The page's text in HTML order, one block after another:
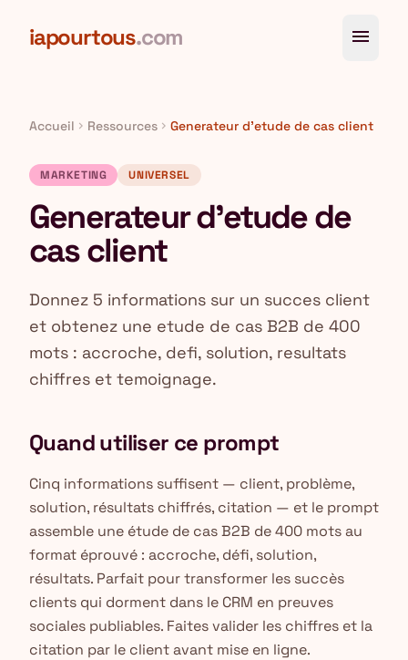
iapourtous.com menu
Accueil chevron_right Ressources chevron_right Generateur d'etude de cas client
MARKETING UNIVERSEL
Generateur d'etude de
cas client
Donnez 5 informations sur un succes client
et obtenez une etude de cas B2B de 400
mots : accroche, defi, solution, resultats
chiffres et temoignage.
Quand utiliser ce prompt
Cinq informations suffisent — client, problème,
solution, résultats chiffrés, citation — et le prompt
assemble une étude de cas B2B de 400 mots au
format éprouvé : accroche, défi, solution,
résultats. Parfait pour transformer les succès
clients qui dorment dans le CRM en preuves
sociales publiables. Faites valider les chiffres et la
citation par le client avant mise en ligne.